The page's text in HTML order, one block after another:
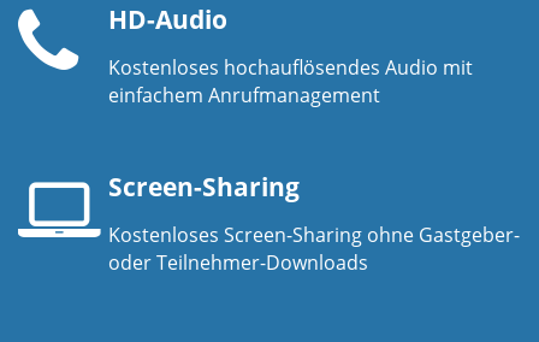
Telefonhörer
HD-Audio
Kostenloses hochauflösendes Audio mit
einfachem Anrufmanagement
Laptop-
Screen-Sharing
Kostenloses Screen-Sharing ohne Gastgeber-
oder Teilnehmer-Downloads